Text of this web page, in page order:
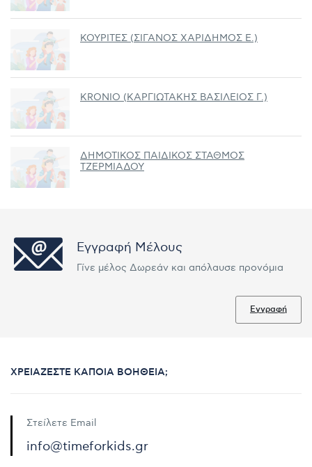
ΚΟΥΡΙΤΕΣ (ΣΙΓΑΝΟΣ ΧΑΡΙΔΗΜΟΣ Ε.)
KRONIO (ΚΑΡΓΙΩΤΑΚΗΣ ΒΑΣΙΛΕΙΟΣ Γ.)
ΔΗΜΟΤΙΚΟΣ ΠΑΙΔΙΚΟΣ ΣΤΑΘΜΟΣ
ΤΖΕΡΜΙΑΔΟΥ
Εγγραφή Μέλους
Γίνε μέλος Δωρεάν και απόλαυσε προνόμια
Εγγραφή
ΧΡΕΙΆΖΕΣΤΕ ΚΆΠΟΙΑ ΒΟΉΘΕΙΑ;
Στείλετε Email
info@timeforkids.gr